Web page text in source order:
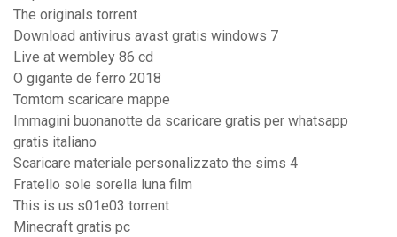
The originals torrent
Download antivirus avast gratis windows 7
Live at wembley 86 cd
O gigante de ferro 2018
Tomtom scaricare mappe
Immagini buonanotte da scaricare gratis per whatsapp
gratis italiano
Scaricare materiale personalizzato the sims 4
Fratello sole sorella luna film
This is us s01e03 torrent
Minecraft gratis pc